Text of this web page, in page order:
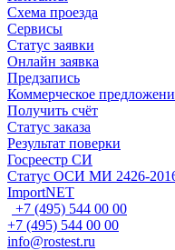
Схема проезда
Сервисы
Статус заявки
Онлайн заявка
Предзапись
Коммерческое
Получить счёт
Статус заказа
Результат поверки
Госреестр СИ
Статус ОСИ МИ 2426-
ImportNET
+7 (495) 544 00 00
+7 (495) 544 00 00
info@rostest.ru